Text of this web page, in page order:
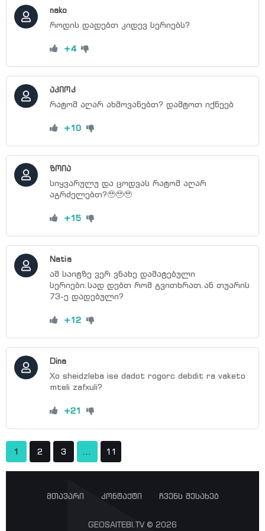
სერია 51
სერია 53
სერია 55
სერია 59
სერია 60
სერია 62
სერია 64
სერია 65
სერია 68
სერია 72
nako
როდის დადებთ კიდევ სერიებს?
+4
აკიოკ
რატომ აღარ ახმოვანებთ? დამტოთ იქნეებ
+10
ზოია
სიყვარულუ და ცოდვას რატომ აღარ
აგრძელებთ?🥹🥹🥹
+15
Natia
ამ საიტზე ვერ ვნახე დამატებული
სერიები.სად დებთ რომ გვითხრათ.ან თუარის
73-ე დადებული?
+12
Dina
Xo sheidzleba ise dadot rogorc debdit ra vaketo
mteli zafxuli?
+21
1 2 3 ... 11
მთავარი კონტაქტი ჩვენს შესახებ
GEOSAITEBI.TV © 2026